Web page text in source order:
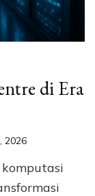
di Era
2026